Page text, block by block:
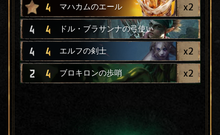
4 マハカムのエール x2
4 4 ドル・ブラサンナの弓使い
4 4 エルフの剣士 x2
2 4 ブロキロンの歩哨 x2